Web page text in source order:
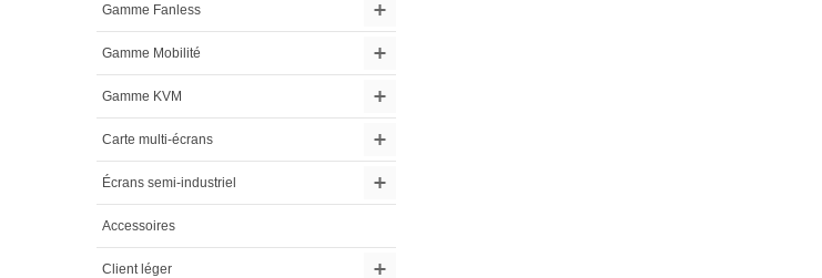
Gamme Fanless
Gamme Mobilité
Gamme KVM
Carte multi-écrans
Écrans semi-industriel
Accessoires
Client léger